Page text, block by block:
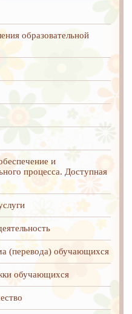
образовательной
и
процесса. Доступная
(перевода) обучающихся
обучающихся